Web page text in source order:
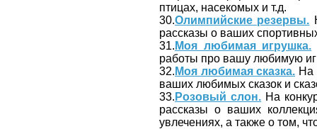
птицах, насекомых и т.д.
30.Олимпийские резервы.
рассказы о ваших
31. Моя любимая игрушка.
работы про вашу любимую
32. Моя любимая сказка. На
ваших любимых сказок и
33. Розовый слон. На
рассказы о ваших
увлечениях, а также о том,